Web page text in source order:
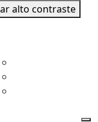
alto contraste